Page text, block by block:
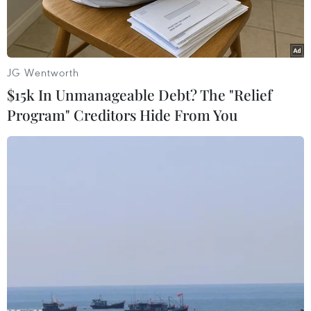
Cung Văn hóa Hữu nghị Hà Nội, số 91 đường
JG Wentworth
$15k In Unmanageable Debt? The "Relief
Program" Creditors Hide From You